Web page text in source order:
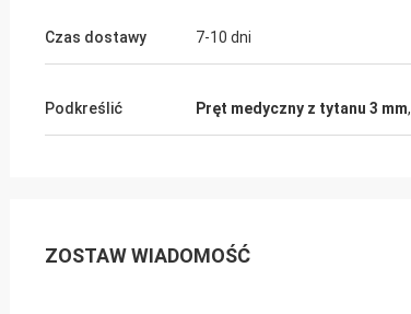
Czas dostawy 7-10 dni
Podkreślić Pręt medyczny z tytanu 3 mm,
ZOSTAW WIADOMOŚĆ